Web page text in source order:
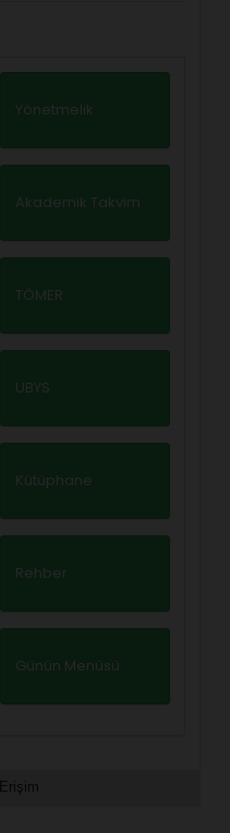
Yönetmelik
Akademik Takvim
TÖMER
UBYS
Kütüphane
Rehber
Günün Menüsü